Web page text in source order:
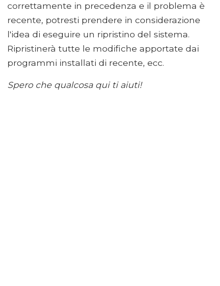
correttamente in precedenza e il problema è
recente, potresti prendere in considerazione
l'idea di eseguire un ripristino del sistema.
Ripristinerà tutte le modifiche apportate dai
programmi installati di recente, ecc.
Spero che qualcosa qui ti aiuti!